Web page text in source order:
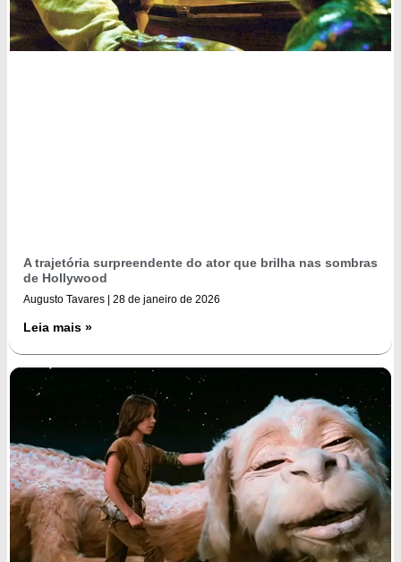
A trajetória surpreendente do ator que brilha nas sombras
de Hollywood
Augusto Tavares 28 de janeiro de 2026
Leia mais »